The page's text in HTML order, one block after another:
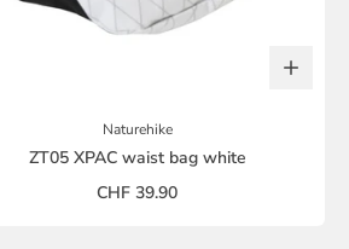
Naturehike
ZT05 XPAC waist bag white
CHF 39.90